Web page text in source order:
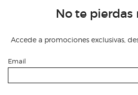
No te pierdas
Accede a promociones exclusivas,
Email